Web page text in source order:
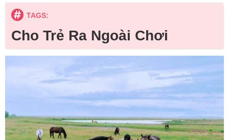
TAGS:
Cho Trẻ Ra Ngoài Chơi